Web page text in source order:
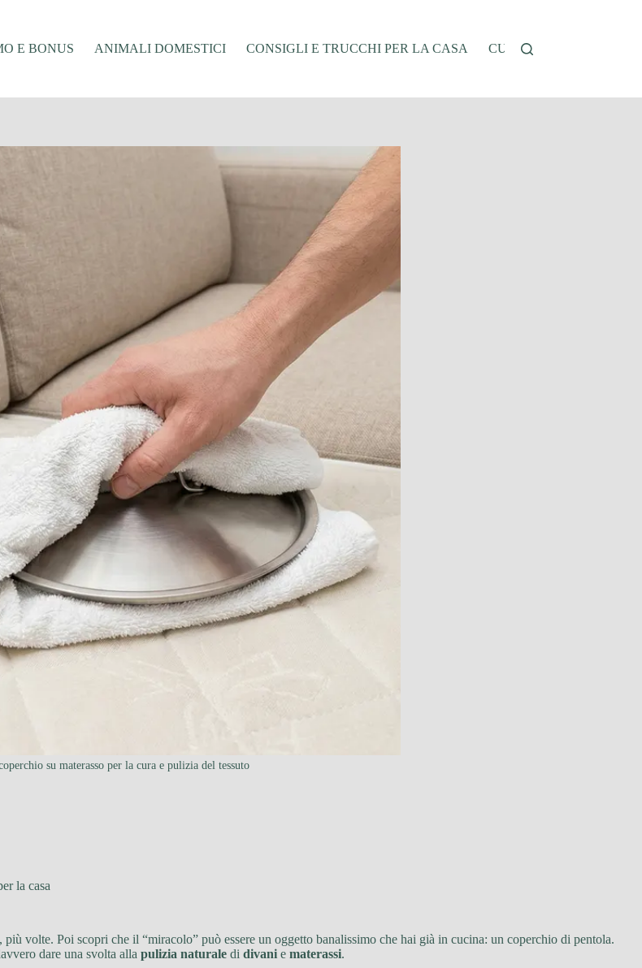
E BONUS ANIMALI DOMESTICI CONSIGLI E TRUCCHI PER LA CASA CUCINA E RICETTE
su materasso per la cura e pulizia del tessuto
la casa
volte. Poi scopri che il “miracolo” può essere un oggetto banalissimo che hai già in cucina: un coperchio di pentola.
dare una svolta alla pulizia naturale di divani e materassi.